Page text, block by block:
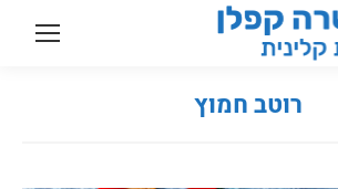
רוטב חמוץ